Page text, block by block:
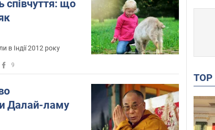
співчуття: що
в Індії 2012 року
9
Далай-ламу